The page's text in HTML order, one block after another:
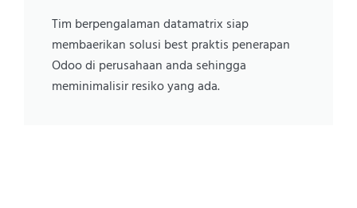
Tim berpengalaman datamatrix siap
membaerikan solusi best praktis penerapan
Odoo di perusahaan anda sehingga
meminimalisir resiko yang ada.